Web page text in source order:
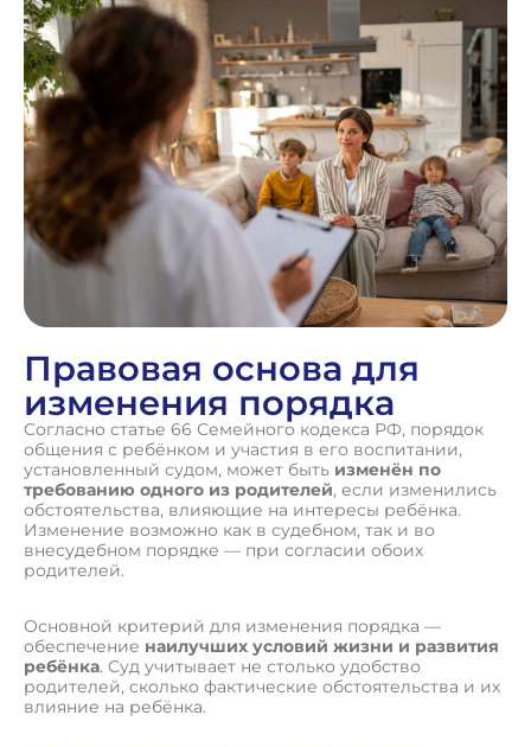
Правовая основа для
изменения порядка
Согласно статье 66 Семейного кодекса РФ, порядок
общения с ребёнком и участия в его воспитании,
установленный судом, может быть изменён по
требованию одного из родителей, если изменились
обстоятельства, влияющие на интересы ребёнка.
Изменение возможно как в судебном, так и во
внесудебном порядке — при согласии обоих
родителей.
Основной критерий для изменения порядка —
обеспечение наилучших условий жизни и развития
ребёнка. Суд учитывает не столько удобство
родителей, сколько фактические обстоятельства и их
влияние на ребёнка.